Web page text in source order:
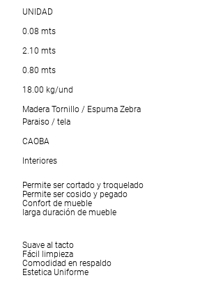
UNIDAD
0.08 mts
2.10 mts
0.80 mts
18.00 kg/und
Madera Tornillo / Espuma Zebra
Paraiso / tela
CAOBA
Interiores
Permite ser cortado y troquelado
Permite ser cosido y pegado
Confort de mueble
larga duración de mueble
Suave al tacto
Fácil limpieza
Comodidad en respaldo
Estetica Uniforme